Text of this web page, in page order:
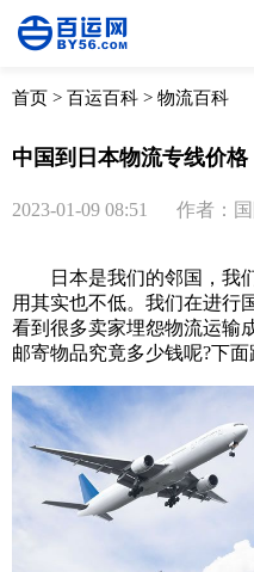
全部 物流资讯
取消
首页 > 百运百科 > 物流百科
中国到日本物流专线价格
2023-01-09 08:51 作者：
日本是我们的邻国，我们
用其实也不低。我们在进行
看到很多卖家埋怨物流运输
邮寄物品究竟多少钱呢?下面